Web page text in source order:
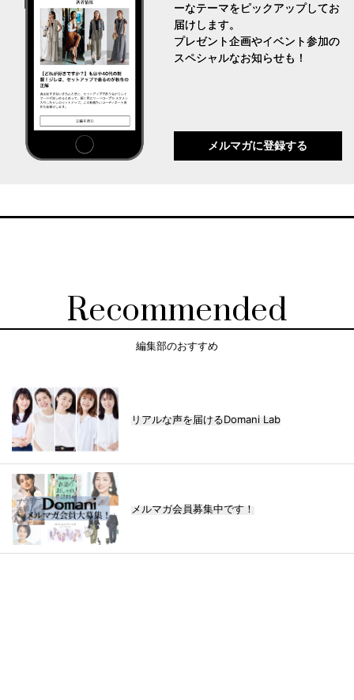
ーなテーマをピックアップしてお
届けします。
プレゼント企画やイベント参加の
スペシャルなお知らせも！
メルマガに登録する
Recommended
編集部のおすすめ
リアルな声を届けるDomani Lab
メルマガ会員募集中です！